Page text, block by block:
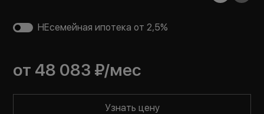
НЕсемейная ипотека от 2,5%
от 48 083 ₽/мес
Узнать цену